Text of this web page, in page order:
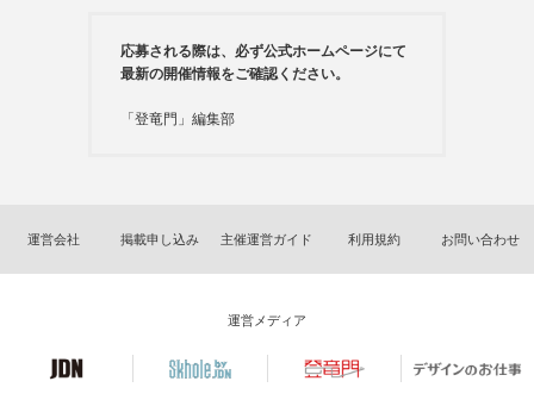
応募される際は、必ず公式ホームページにて
最新の開催情報をご確認ください。
「登竜門」編集部
運営会社 掲載申し込み 主催運営ガイド 利用規約 お問い合わせ
運営メディア